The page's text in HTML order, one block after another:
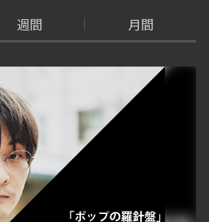
週間 月間